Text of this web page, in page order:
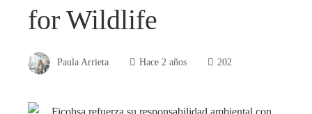
for Wildlife
Paula Arrieta Hace 2 años 202